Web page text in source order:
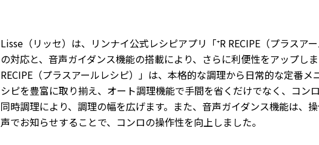
Lisse（リッセ）は、リンナイ公式レシピアプリ「⁺R RECIPE（プラスアー
の対応と、音声ガイダンス機能の搭載により、さらに利便性をアップし
RECIPE（プラスアールレシピ）」は、本格的な調理から日常的な定番メ
シピを豊富に取り揃え、オート調理機能で手間を省くだけでなく、コン
同時調理により、調理の幅を広げます。また、音声ガイダンス機能は、
声でお知らせすることで、コンロの操作性を向上しました。